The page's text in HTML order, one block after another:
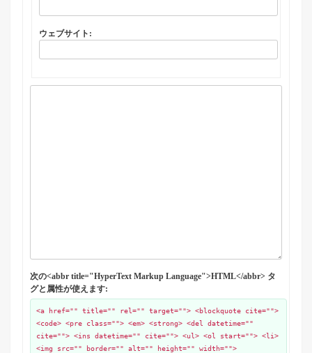
ウェブサイト:
次の<abbr title="HyperText Markup Language">HTML</abbr> タ
グと属性が使えます:
<a href="" title="" rel="" target=""> <blockquote cite="">
<code> <pre class=""> <em> <strong> <del datetime=""
cite=""> <ins datetime="" cite=""> <ul> <ol start=""> <li>
<img src="" border="" alt="" height="" width="">